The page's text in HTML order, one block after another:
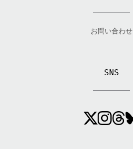
お問い合わせ
SNS